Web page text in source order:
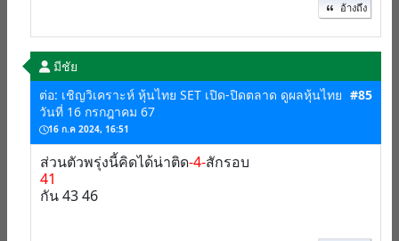
อ้างถึง
มีชัย
ต่อ: เชิญวิเคราะห์ หุ้นไทย SET เปิด-ปิดตลาด ดูผลหุ้นไทย
วันที่ 16 กรกฎาคม 67
16 ก.ค 2024, 16:51
#85
ส่วนตัวพรุ่งนี้คิดได้น่าติด-4-สักรอบ
41
กัน 43 46